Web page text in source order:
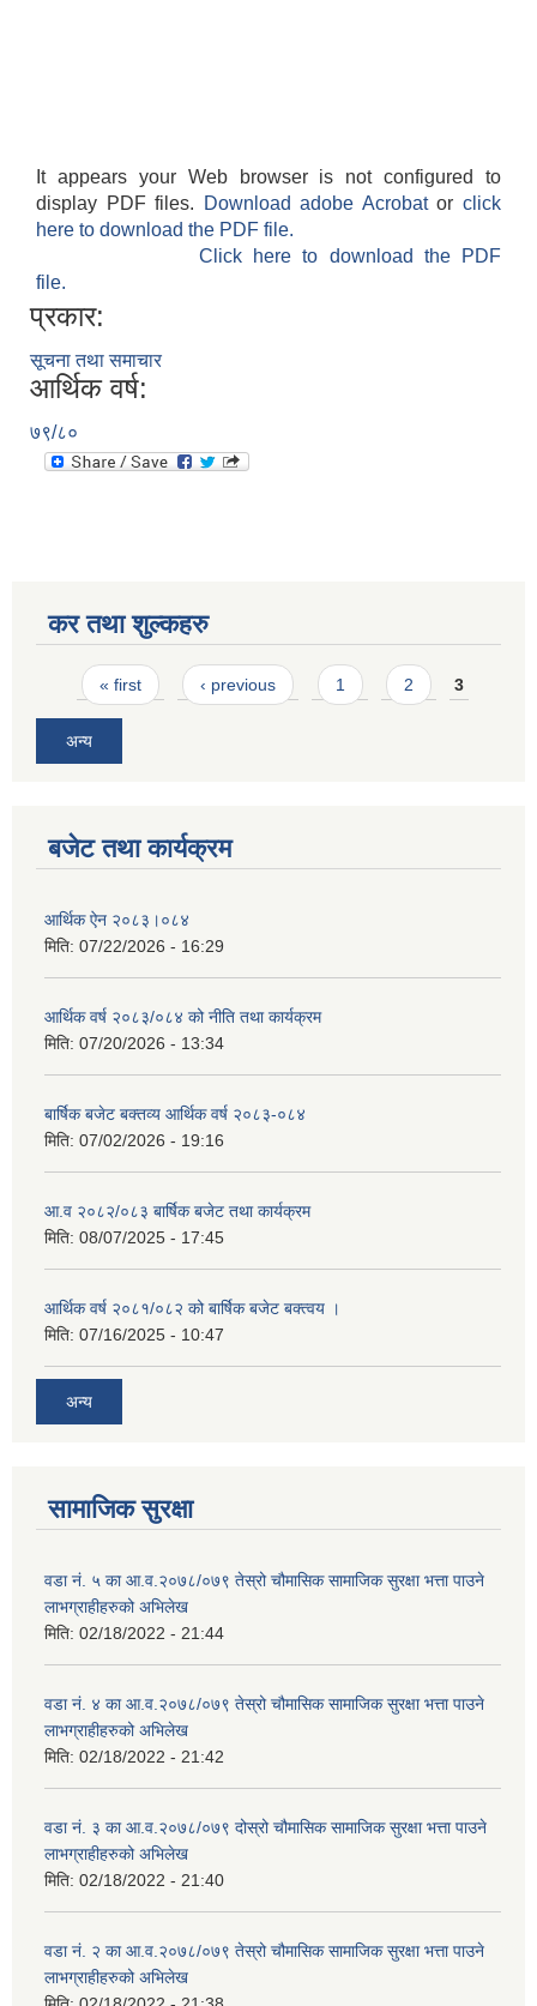
It appears your Web browser is not configured to
display PDF files.
Download adobe Acrobatorclick
here to download the PDF file.
Click here to download the PDF
file.
प्रकार:
सूचना तथा समाचार
आर्थिक वर्ष:
७९/८०
कर तथा शुल्कहरु
Pages
« first ‹ previous 1 2 3
अन्य
बजेट तथा कार्यक्रम
आर्थिक ऐन २०८३।०८४
मिति: 07/22/2026 - 16:29
आर्थिक वर्ष २०८३/०८४ को नीति तथा कार्यक्रम
मिति: 07/20/2026 - 13:34
बार्षिक बजेट बक्तव्य आर्थिक वर्ष २०८३-०८४
मिति: 07/02/2026 - 19:16
आ.व २०८२/०८३ बार्षिक बजेट तथा कार्यक्रम
मिति: 08/07/2025 - 17:45
आर्थिक वर्ष २०८१/०८२ को बार्षिक बजेट बक्त्वय ।
मिति: 07/16/2025 - 10:47
अन्य
सामाजिक सुरक्षा
वडा नं. ५ का आ.व.२०७८/०७९ तेस्रो चौमासिक सामाजिक सुरक्षा भत्ता पाउने
लाभग्राहीहरुको अभिलेख
मिति: 02/18/2022 - 21:44
वडा नं. ४ का आ.व.२०७८/०७९ तेस्रो चौमासिक सामाजिक सुरक्षा भत्ता पाउने
लाभग्राहीहरुको अभिलेख
मिति: 02/18/2022 - 21:42
वडा नं. ३ का आ.व.२०७८/०७९ दोस्रो चौमासिक सामाजिक सुरक्षा भत्ता पाउने
लाभग्राहीहरुको अभिलेख
मिति: 02/18/2022 - 21:40
वडा नं. २ का आ.व.२०७८/०७९ तेस्रो चौमासिक सामाजिक सुरक्षा भत्ता पाउने
लाभग्राहीहरुको अभिलेख